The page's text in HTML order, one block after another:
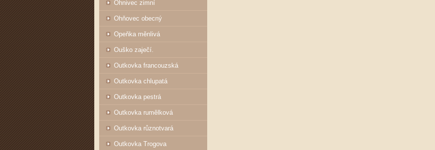
Ohnivec zimní
Ohňovec obecný
Opeňka měnlivá
Ouško zaječí.
Outkovka francouzská
Outkovka chlupatá
Outkovka pestrá
Outkovka rumělková
Outkovka různotvará
Outkovka Trogova